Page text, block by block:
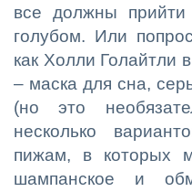
все должны
голубом. Или
как Холли Голайтли
– маска для сна,
(но это
несколько
пижам, в которых
шампанское и